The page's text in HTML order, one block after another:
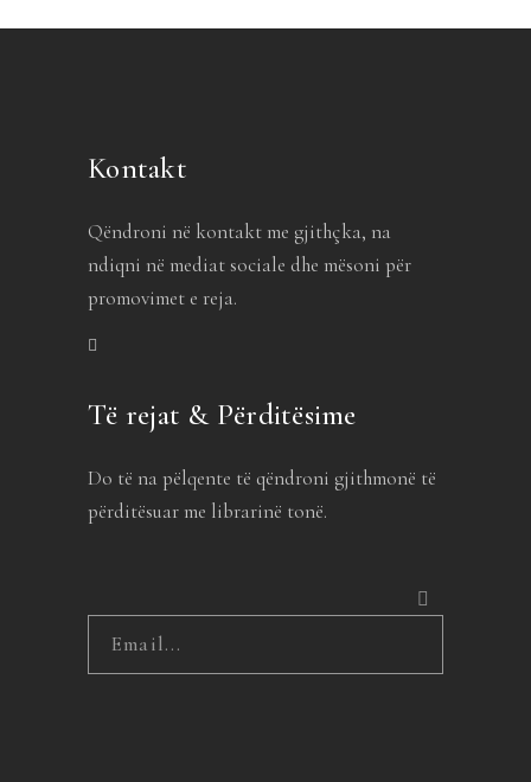
Kontakt
Qëndroni në kontakt me gjithçka, na
ndiqni në mediat sociale dhe mësoni për
promovimet e reja.
Të rejat & Përditësime
Do të na pëlqente të qëndroni gjithmonë të
përditësuar me librarinë tonë.